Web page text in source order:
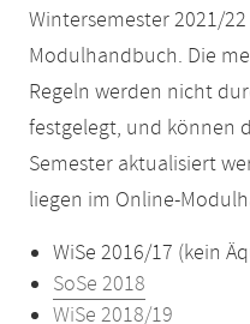
Wintersemester 2021/
Modulhandbuch. Die
Regeln werden nicht
festgelegt, und können
Semester aktualisiert
liegen im Online-
WiSe 2016/17 (kein
SoSe 2018
WiSe 2018/19